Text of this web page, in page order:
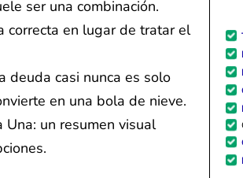
ser una combinación.
correcta en lugar de tratar el
Una: un resumen visual